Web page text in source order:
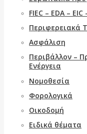
FIEC – EDA – EIC
Περιφερειακά
Ασφάλιση
Περιβάλλον –
Ενέργεια
Νομοθεσία
Φορολογικά
Οικοδομή
Ειδικά θέματα